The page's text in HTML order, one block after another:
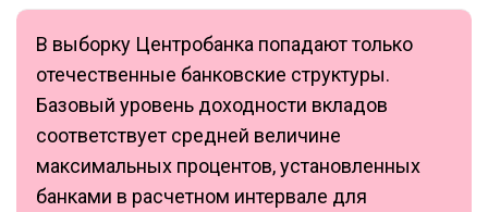
В выборку Центробанка попадают только
отечественные банковские структуры.
Базовый уровень доходности вкладов
соответствует средней величине
максимальных процентов, установленных
банками в расчетном интервале для